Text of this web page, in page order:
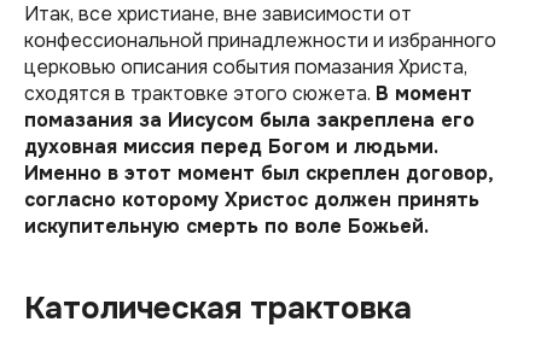
Итак, все христиане, вне зависимости от
конфессиональной принадлежности и избранного
церковью описания события помазания Христа,
сходятся в трактовке этого сюжета. В момент
помазания за Иисусом была закреплена его
духовная миссия перед Богом и людьми.
Именно в этот момент был скреплен договор,
согласно которому Христос должен принять
искупительную смерть по воле Божьей.
Католическая трактовка